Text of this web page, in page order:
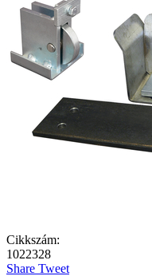
Cikkszám:
1022328
Share Tweet